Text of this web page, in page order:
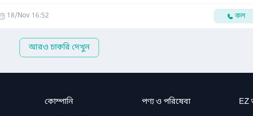
18/Nov 16:52 কল
আরও চাকরি দেখুন
কোম্পানি পণ্য ও পরিষেবা EZ